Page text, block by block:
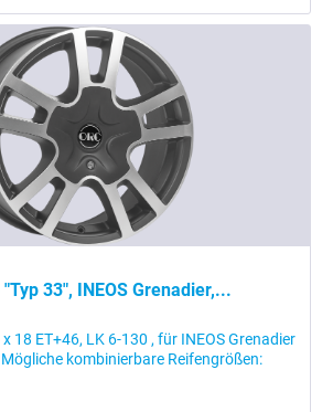
33", INEOS Grenadier,...
18 ET+46, LK 6-130 , für INEOS Grenadier
kombinierbare Reifengrößen: